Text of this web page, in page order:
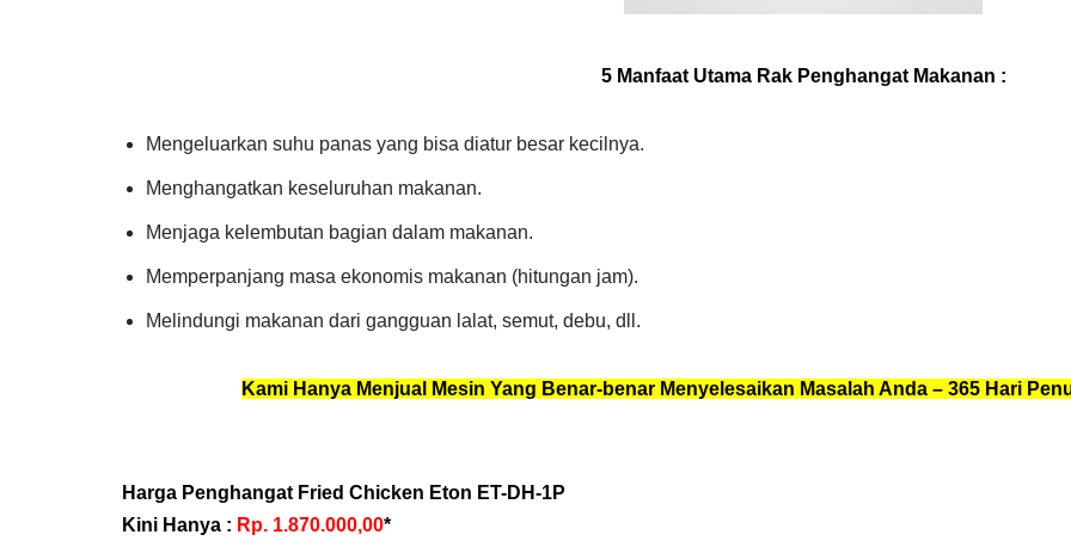
5 Manfaat Utama Rak Penghangat Makanan :
Mengeluarkan suhu panas yang bisa diatur besar kecilnya.
Menghangatkan keseluruhan makanan.
Menjaga kelembutan bagian dalam makanan.
Memperpanjang masa ekonomis makanan (hitungan jam).
Melindungi makanan dari gangguan lalat, semut, debu, dll.
Kami Hanya Menjual Mesin Yang Benar-benar Menyelesaikan Masalah Anda – 365 Hari
Harga Penghangat Fried Chicken Eton ET-DH-1P
Kini Hanya : Rp. 1.870.000,00*